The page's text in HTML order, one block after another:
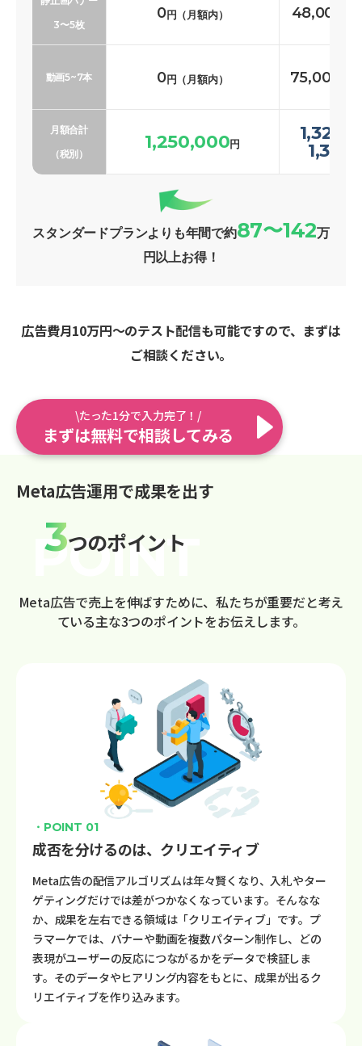
3〜5枚
0円（月額内） 48,000
動画5~7本 0円（月額内） 75,000〜
月額合計
（税別）
1,250,000円
スタンダードプランよりも年間で約87〜142万
円以上お得！
広告費月10万円〜のテスト配信も可能ですので、まずは
ご相談ください。
\たった1分で入力完了！/
まずは無料で相談してみる
Meta広告運用で成果を出す
3つのポイント
Meta広告で売上を伸ばすために、私たちが重要だと考え
ている主な3つのポイントをお伝えします。
・POINT 01
成否を分けるのは、クリエイティブ
Meta広告の配信アルゴリズムは年々賢くなり、入札やター
ゲティングだけでは差がつかなくなっています。そんなな
か、成果を左右できる領域は「クリエイティブ」です。プ
ラマーケでは、バナーや動画を複数パターン制作し、どの
表現がユーザーの反応につながるかをデータで検証しま
す。そのデータやヒアリング内容をもとに、成果が出るク
リエイティブを作り込みます。